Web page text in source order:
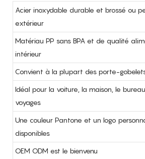
Acier inoxydable durable et brossé ou
extérieur
Matériau PP sans BPA et de qualité
intérieur
Convient à la plupart des porte-
Idéal pour la voiture, la maison, le
voyages
Une couleur Pantone et un logo
disponibles
OEM ODM est le bienvenu